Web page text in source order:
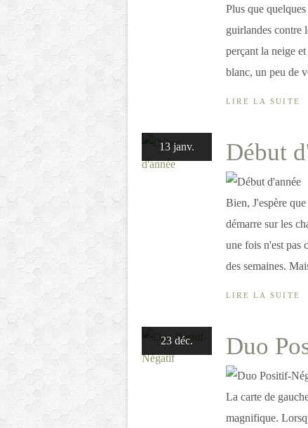
Plus que
guirlandes contre
perçant la neige
blanc, un peu de
LIRE LA SUITE
13 janv. Début
Bien, J'espère
démarre sur les
une fois n'est pas
des semaines.
LIRE LA SUITE
23 déc. Duo
La carte de
magnifique.